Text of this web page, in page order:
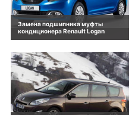
Замена подшипника муфты
кондиционера Renault Logan